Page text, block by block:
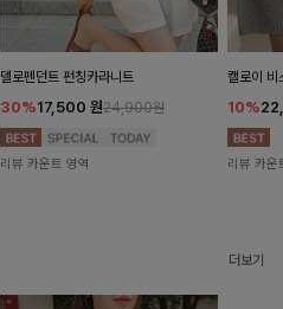
델로펜던트 펀칭카라니트
30%17,500 원24,900원
리뷰 카운트 영역
캘로이 비
10%
리뷰 카운
더보기